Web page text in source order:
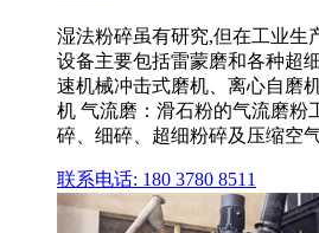
湿法粉碎虽有研究,但在工业生
设备主要包括雷蒙磨和各种超
速机械冲击式磨机、离心自磨
机 气流磨：滑石粉的气流磨粉
碎、细碎、超细粉碎及压缩空气
联系电话: 180 3780 8511